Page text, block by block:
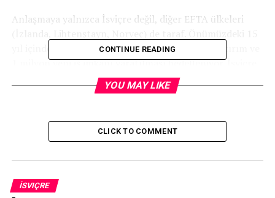
Anlaşmaya yalnızca İsviçre değil, diğer EFTA ülkeleri
yıl içinde Hindistan’da 100 milyar ABD doları yatırım ve
1 milyon yeni iş imkânı yaratılması hedefleniyor. İsviçre
hükümeti, bu adımı ekonomi için büyük bir fırsat olarak
Windows 10’un Sonu
ve sistem güncellemelerini sonlandırıyor. Bu tarihten
sonra bilgisayarını güncellemeyen kullanıcılar, güvenlik
açıklarına karşı savunmasız kalacak.
CONTINUE READING
YOU MAY LIKE
CLICK TO COMMENT
İSVIÇRE